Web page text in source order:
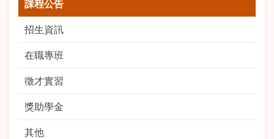
課程公告
招生資訊
在職專班
徵才實習
獎助學金
其他